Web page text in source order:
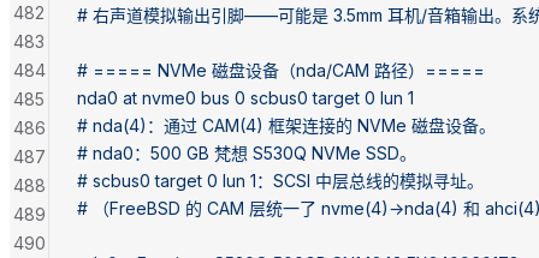
# 右声道模拟输出引脚——可能是 3.5mm 耳机/音箱输出。系
# ===== NVMe 磁盘设备（nda/CAM 路径）=====
nda0 at nvme0 bus 0 scbus0 target 0 lun 1
# nda(4)：通过 CAM(4) 框架连接的 NVMe 磁盘设备。
# nda0：500 GB 梵想 S530Q NVMe SSD。
# scbus0 target 0 lun 1：SCSI 中层总线的模拟寻址。
# （FreeBSD 的 CAM 层统一了 nvme(4)→nda(4) 和
482
483
484
485
486
487
488
489
490